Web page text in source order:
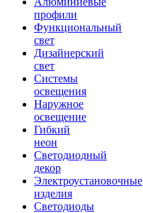
профили
Функциональный
свет
Дизайнерский
свет
Системы
освещения
Наружное
освещение
Гибкий
неон
Светодиодный
декор
Электроустановочные
изделия
Светодиоды